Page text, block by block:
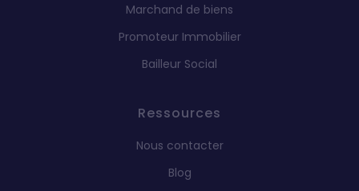
Marchand de biens
Promoteur Immobilier
Bailleur Social
Ressources
Nous contacter
Blog